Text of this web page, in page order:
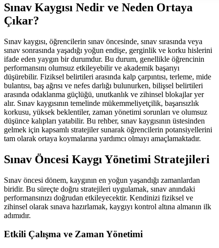
Sınav Kaygısı Nedir ve Neden Ortaya
Çıkar?
Sınav kaygısı, öğrencilerin sınav öncesinde, sınav sırasında veya
sınav sonrasında yaşadığı yoğun endişe, gerginlik ve korku hislerini
ifade eden yaygın bir durumdur. Bu durum, genellikle öğrencinin
performansını olumsuz etkileyebilir ve akademik başarıyı
düşürebilir. Fiziksel belirtileri arasında kalp çarpıntısı, terleme, mide
bulantısı, baş ağrısı ve nefes darlığı bulunurken, bilişsel belirtileri
arasında odaklanma güçlüğü, unutkanlık ve zihinsel blokajlar yer
alır. Sınav kaygısının temelinde mükemmeliyetçilik, başarısızlık
korkusu, yüksek beklentiler, zaman yönetimi sorunları ve olumsuz
düşünce kalıpları yatabilir. Bu rehber, sınav kaygısının üstesinden
gelmek için kapsamlı stratejiler sunarak öğrencilerin potansiyellerini
tam olarak ortaya koymalarına yardımcı olmayı amaçlamaktadır.
Sınav Öncesi Kaygı Yönetimi Stratejileri
Sınav öncesi dönem, kaygının en yoğun yaşandığı zamanlardan
biridir. Bu süreçte doğru stratejileri uygulamak, sınav anındaki
performansınızı doğrudan etkileyecektir. Kendinizi fiziksel ve
zihinsel olarak sınava hazırlamak, kaygıyı kontrol altına almanın ilk
adımıdır.
Etkili Çalışma ve Zaman Yönetimi